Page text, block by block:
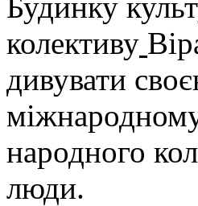
колективу
дивувати
народного
люди.